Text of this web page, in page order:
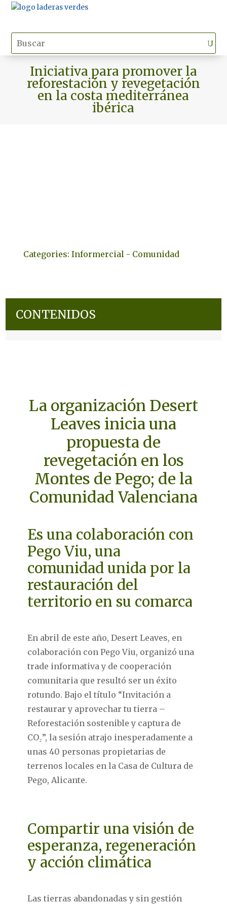
Iniciativa para promover la
reforestación y revegetación
en la costa mediterránea
ibérica
Categories:Informercial - Comunidad
CONTENIDOS
La organización Desert
Leaves inicia una
propuesta de
revegetación en los
Montes de Pego; de la
Comunidad Valenciana
Es una colaboración con
Pego Viu, una
comunidad unida por la
restauración del
territorio en su comarca
En abril de este año, Desert Leaves, en
colaboración con Pego Viu, organizó una
trade informativa y de cooperación
comunitaria que resultó ser un éxito
rotundo. Bajo el título “Invitación a
restaurar y aprovechar tu tierra –
Reforestación sostenible y captura de
CO₂”, la sesión atrajo inesperadamente a
unas 40 personas propietarias de
terrenos locales en la Casa de Cultura de
Pego, Alicante.
Compartir una visión de
esperanza, regeneración
y acción climática
Las tierras abandonadas y sin gestión